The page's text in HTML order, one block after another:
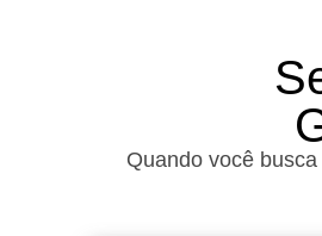
Quando você busca